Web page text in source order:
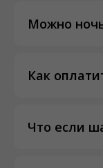
Можно
Как
Что если